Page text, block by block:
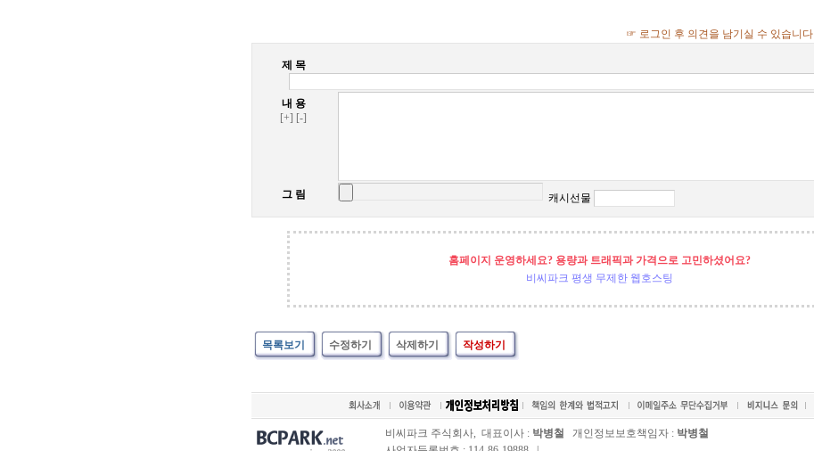
☞ 로그인 후 의견을 남기실 수 있습니다
제 목
내 용
[+] [-]
그 림 캐시선물
홈페이지 운영하세요? 용량과 트래픽과 가격으로 고민하셨어요?
비씨파크 평생 무제한 웹호스팅
목록보기 수정하기 삭제하기 작성하기
비씨파크 주식회사, 대표이사 : 박병철 개인정보보호책임자 : 박병철